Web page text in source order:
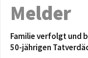
Melder
Familie verfolgt und
50-jährigen